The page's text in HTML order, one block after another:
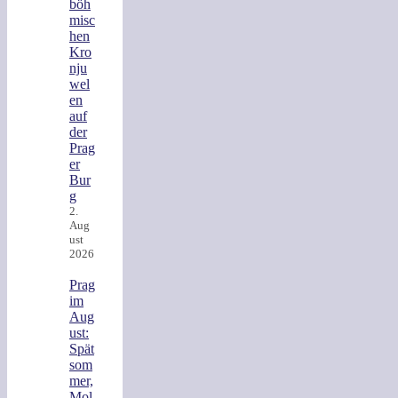
böh
misc
hen
Kro
nju
wel
en
auf
der
Prag
er
Bur
g
2.
Aug
ust
2026
Prag
im
Aug
ust:
Spät
som
mer,